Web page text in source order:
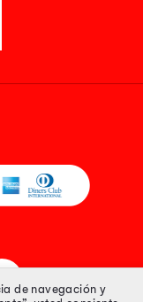
de navegación y